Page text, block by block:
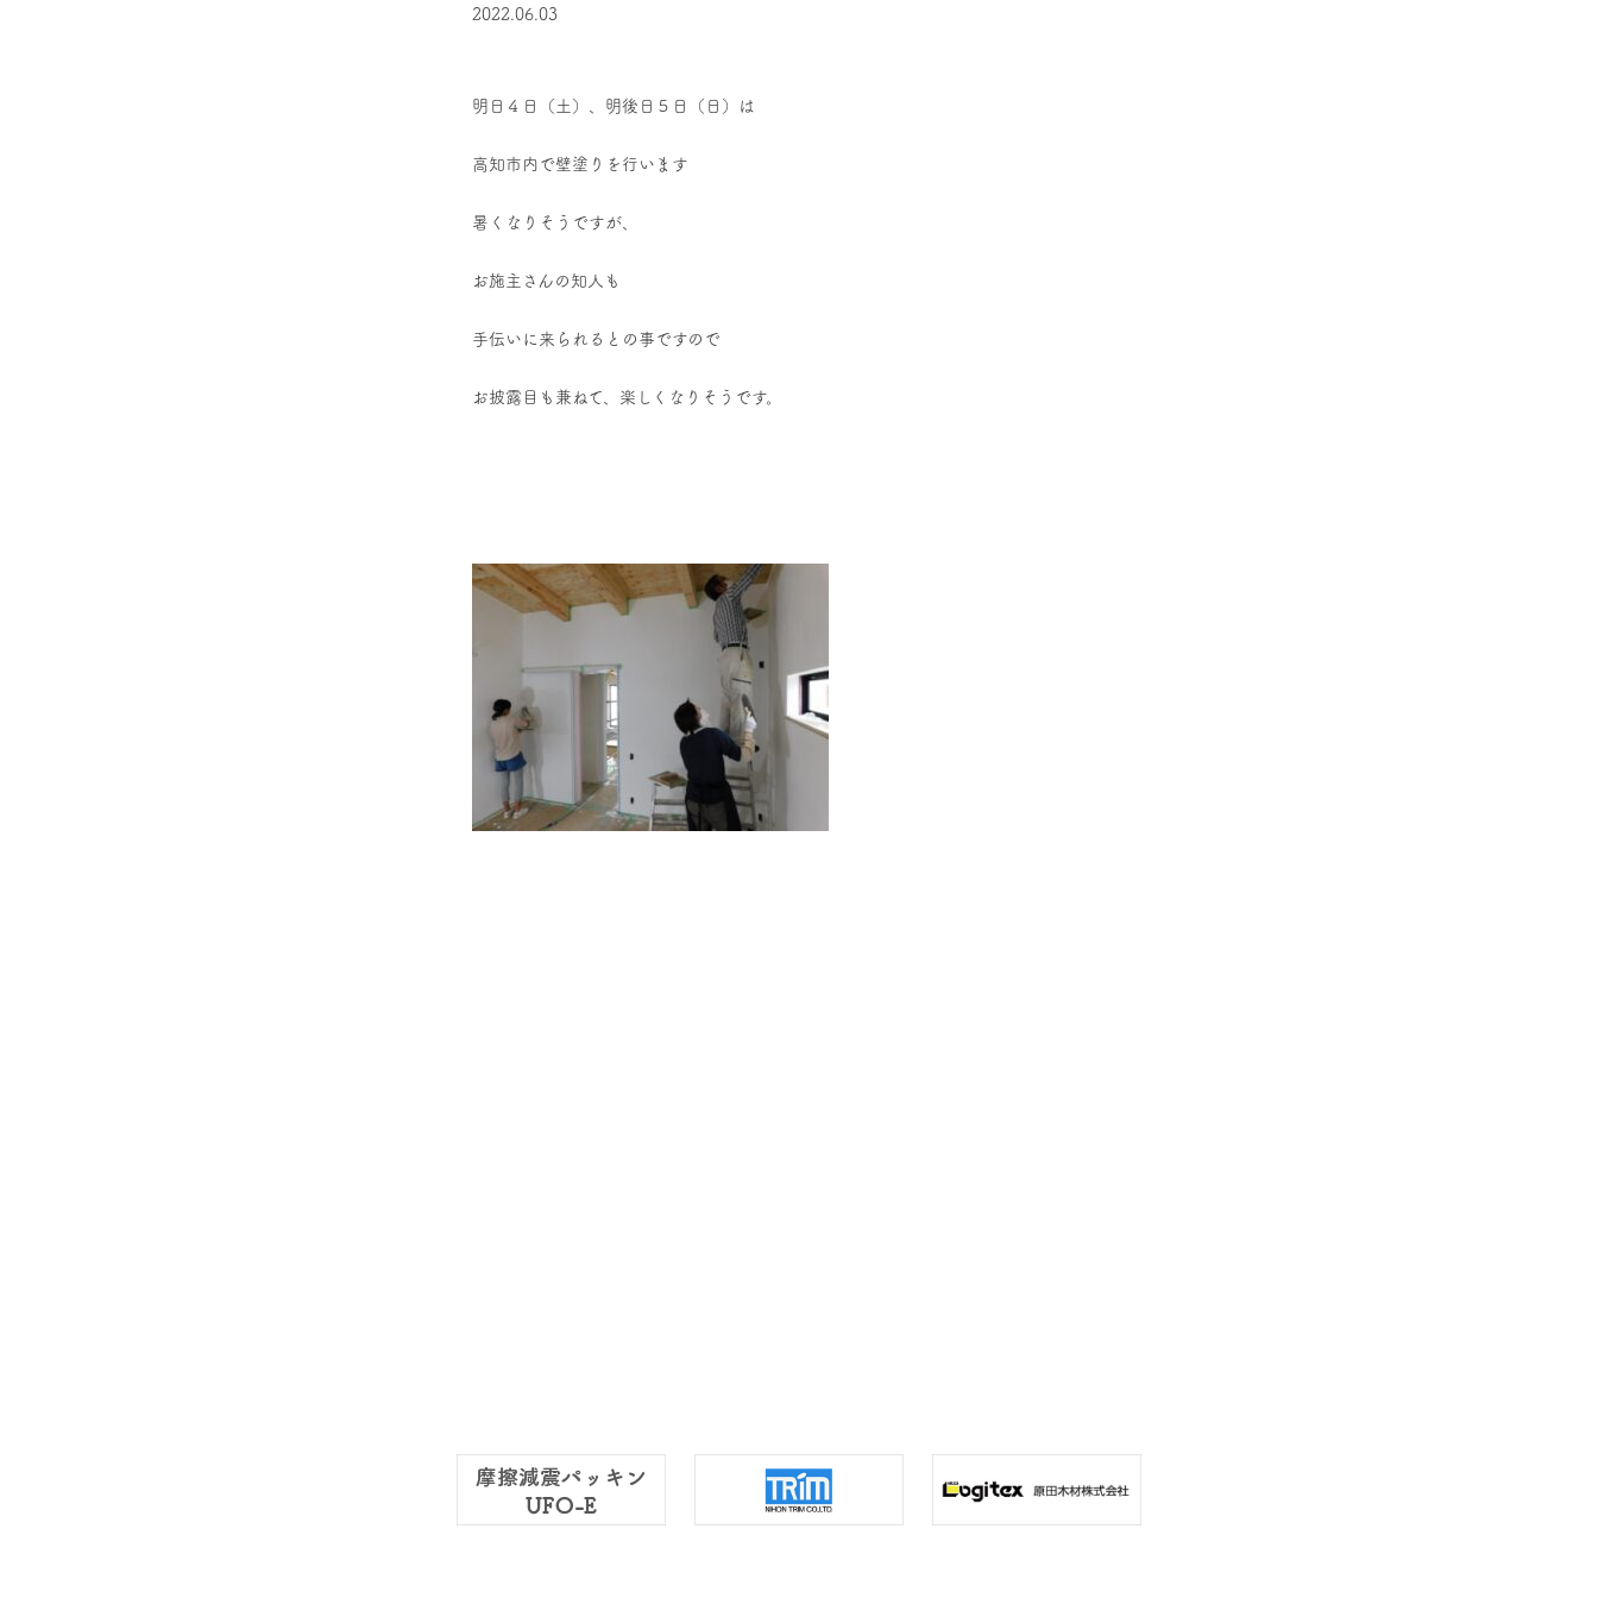
2022.06.03
明日４日（土）、明後日５日（日）は
高知市内で壁塗りを行います
暑くなりそうですが、
お施主さんの知人も
手伝いに来られるとの事ですので
お披露目も兼ねて、楽しくなりそうです。